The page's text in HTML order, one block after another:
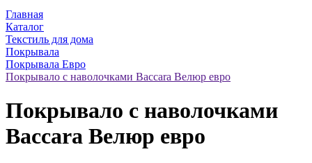
Главная
Каталог
Текстиль для дома
Покрывала
Покрывала Евро
Покрывало с наволочками Baccara Велюр евро
Покрывало с наволочками
Baccara Велюр евро